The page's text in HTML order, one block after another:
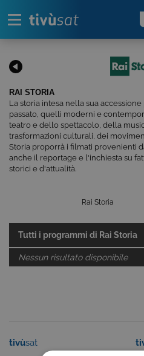
RAI STORIA
La storia intesa nella sua
passato, quelli moderni e
teatro e dello spettacolo, della
trasformazioni culturali, dei
Storia proporrà i filmati provenienti
anche il reportage e l'inchiesta su
storici e d'attualità.
Rai Storia
Tutti i programmi di Rai Storia
Nessun risultato disponibile
tivùsat